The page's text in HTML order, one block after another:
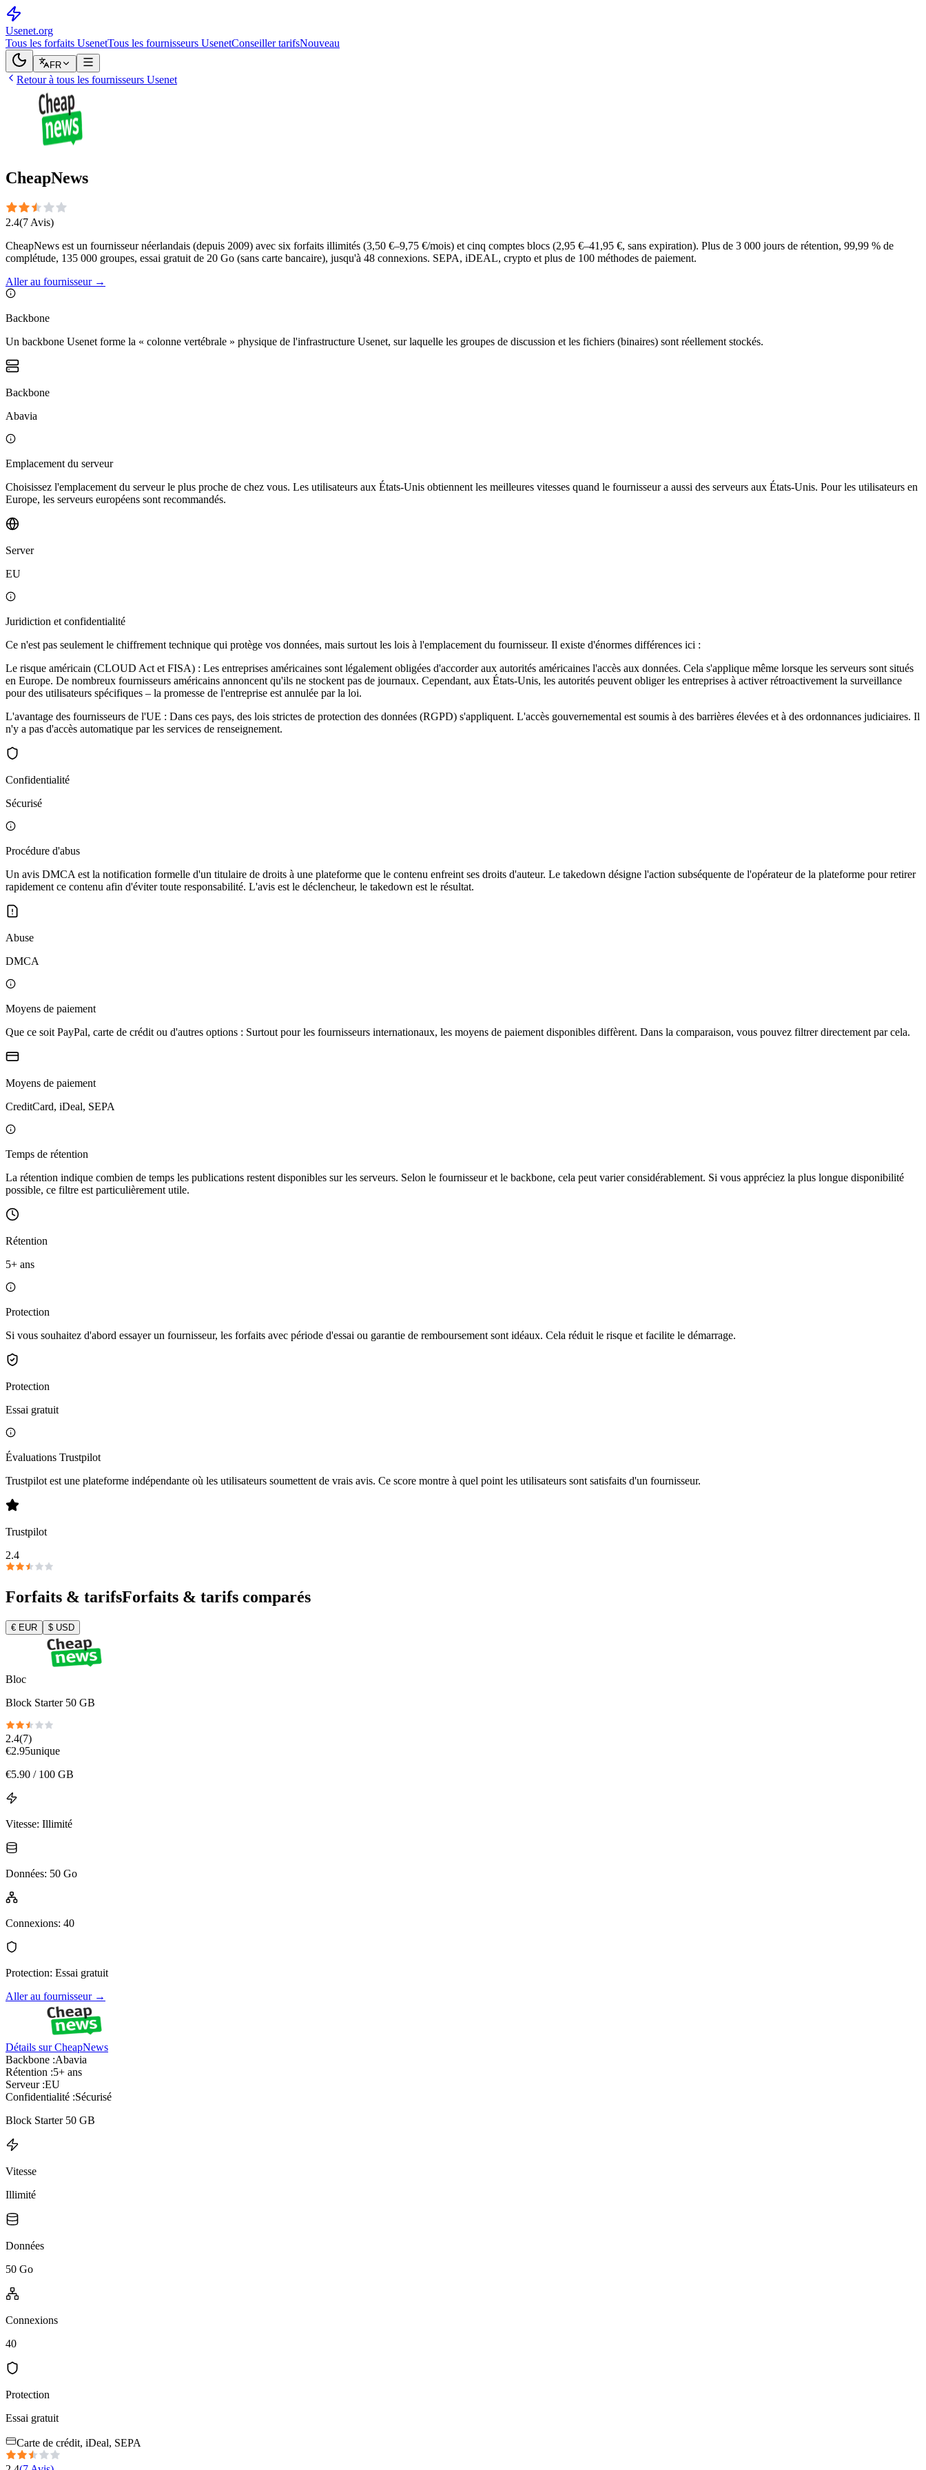
Usenet.org
Tous les forfaits UsenetTous les fournisseurs UsenetConseiller tarifsNouveau
FR
Retour à tous les fournisseurs Usenet
CheapNews
2.4(7 Avis)
CheapNews est un fournisseur néerlandais (depuis 2009) avec six forfaits illimités (3,50 €–9,75 €/mois) et cinq comptes blocs (2,95 €–41,95 €, sans expiration). Plus de 3 000 jours de rétention, 99,99 % de
complétude, 135 000 groupes, essai gratuit de 20 Go (sans carte bancaire), jusqu'à 48 connexions. SEPA, iDEAL, crypto et plus de 100 méthodes de paiement.
Aller au fournisseur→
Backbone
Un backbone Usenet forme la « colonne vertébrale » physique de l'infrastructure Usenet, sur laquelle les groupes de discussion et les fichiers (binaires) sont réellement stockés.
Backbone
Abavia
Emplacement du serveur
Choisissez l'emplacement du serveur le plus proche de chez vous. Les utilisateurs aux États-Unis obtiennent les meilleures vitesses quand le fournisseur a aussi des serveurs aux États-Unis. Pour les utilisateurs en
Europe, les serveurs européens sont recommandés.
Server
EU
Juridiction et confidentialité
Ce n'est pas seulement le chiffrement technique qui protège vos données, mais surtout les lois à l'emplacement du fournisseur. Il existe d'énormes différences ici :
Le risque américain (CLOUD Act et FISA) : Les entreprises américaines sont légalement obligées d'accorder aux autorités américaines l'accès aux données. Cela s'applique même lorsque les serveurs sont situés
en Europe. De nombreux fournisseurs américains annoncent qu'ils ne stockent pas de journaux. Cependant, aux États-Unis, les autorités peuvent obliger les entreprises à activer rétroactivement la surveillance
pour des utilisateurs spécifiques – la promesse de l'entreprise est annulée par la loi.
L'avantage des fournisseurs de l'UE : Dans ces pays, des lois strictes de protection des données (RGPD) s'appliquent. L'accès gouvernemental est soumis à des barrières élevées et à des ordonnances judiciaires. Il
n'y a pas d'accès automatique par les services de renseignement.
Confidentialité
Sécurisé
Procédure d'abus
Un avis DMCA est la notification formelle d'un titulaire de droits à une plateforme que le contenu enfreint ses droits d'auteur. Le takedown désigne l'action subséquente de l'opérateur de la plateforme pour retirer
rapidement ce contenu afin d'éviter toute responsabilité. L'avis est le déclencheur, le takedown est le résultat.
Abuse
DMCA
Moyens de paiement
Que ce soit PayPal, carte de crédit ou d'autres options : Surtout pour les fournisseurs internationaux, les moyens de paiement disponibles diffèrent. Dans la comparaison, vous pouvez filtrer directement par cela.
Moyens de paiement
CreditCard, iDeal, SEPA
Temps de rétention
La rétention indique combien de temps les publications restent disponibles sur les serveurs. Selon le fournisseur et le backbone, cela peut varier considérablement. Si vous appréciez la plus longue disponibilité
possible, ce filtre est particulièrement utile.
Rétention
5+ ans
Protection
Si vous souhaitez d'abord essayer un fournisseur, les forfaits avec période d'essai ou garantie de remboursement sont idéaux. Cela réduit le risque et facilite le démarrage.
Protection
Essai gratuit
Évaluations Trustpilot
Trustpilot est une plateforme indépendante où les utilisateurs soumettent de vrais avis. Ce score montre à quel point les utilisateurs sont satisfaits d'un fournisseur.
Trustpilot
2.4
Forfaits & tarifsForfaits & tarifs comparés
€ EUR $ USD
Bloc
Block Starter 50 GB
2.4(7)
€2.95unique
€5.90 / 100 GB
Vitesse: Illimité
Données: 50 Go
Connexions: 40
Protection: Essai gratuit
Aller au fournisseur→
Détails sur CheapNews
Backbone :Abavia
Rétention :5+ ans
Serveur :EU
Confidentialité :Sécurisé
Block Starter 50 GB
Vitesse
Illimité
Données
50 Go
Connexions
40
Protection
Essai gratuit
Carte de crédit, iDeal, SEPA